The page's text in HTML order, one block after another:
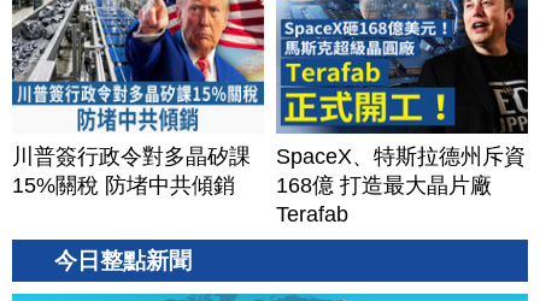
川普簽行政令對多晶矽課
15%關稅 防堵中共傾銷
SpaceX、特斯拉德州斥資
168億 打造最大晶片廠
Terafab
今日整點新聞